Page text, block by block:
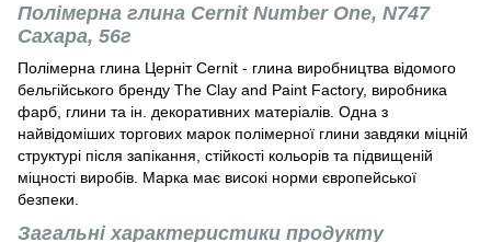
Полімерна глина Cernit Number One, N747
Сахара, 56г
Полімерна глина Церніт Cernit - глина виробництва відомого
бельгійського бренду The Clay and Paint Factory, виробника
фарб, глини та ін. декоративних матеріалів. Одна з
найвідоміших торгових марок полімерної глини завдяки міцній
структурі після запікання, стійкості кольорів та підвищеній
міцності виробів. Марка має високі норми європейської
безпеки.
Загальні характеристики продукту